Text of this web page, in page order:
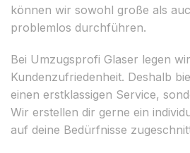
können wir sowohl große als
problemlos durchführen.
Bei Umzugsprofi Glaser legen
Kundenzufriedenheit. Deshalb
einen erstklassigen Service,
Wir erstellen dir gerne ein
auf deine Bedürfnisse